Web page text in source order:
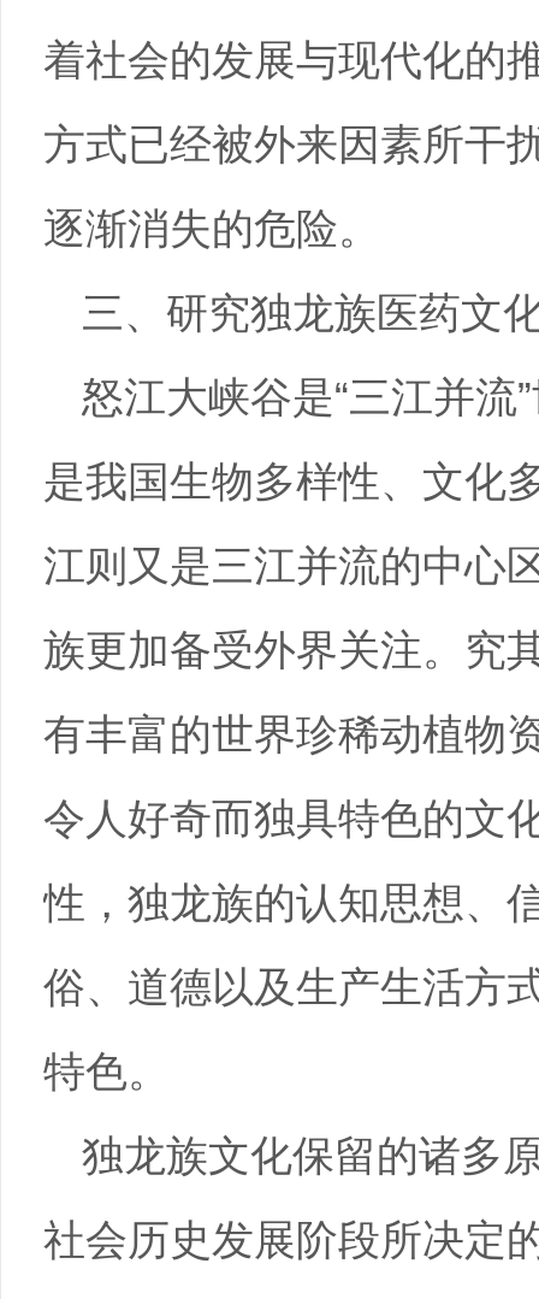
着社会的发展与现代化的
方式已经被外来因素所干
逐渐消失的危险。
三、研究独龙族医药文
怒江大峡谷是“三江并流
是我国生物多样性、文化
江则又是三江并流的中心
族更加备受外界关注。究
有丰富的世界珍稀动植物
令人好奇而独具特色的文
性，独龙族的认知思想、
俗、道德以及生产生活方
特色。
独龙族文化保留的诸多
社会历史发展阶段所决定